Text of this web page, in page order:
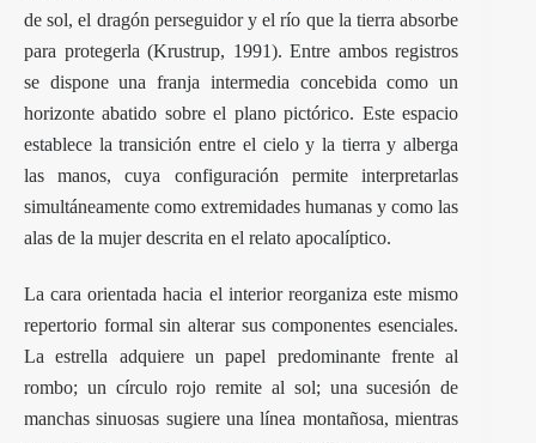
de sol, el dragón perseguidor y el río que la tierra absorbe
para protegerla (Krustrup, 1991). Entre ambos registros
se dispone una franja intermedia concebida como un
horizonte abatido sobre el plano pictórico. Este espacio
establece la transición entre el cielo y la tierra y alberga
las manos, cuya configuración permite interpretarlas
simultáneamente como extremidades humanas y como las
alas de la mujer descrita en el relato apocalíptico.
La cara orientada hacia el interior reorganiza este mismo
repertorio formal sin alterar sus componentes esenciales.
La estrella adquiere un papel predominante frente al
rombo; un círculo rojo remite al sol; una sucesión de
manchas sinuosas sugiere una línea montañosa, mientras